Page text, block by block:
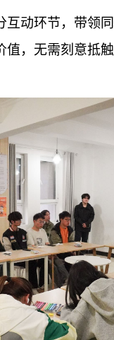
动环节，带领
，无需刻意抵